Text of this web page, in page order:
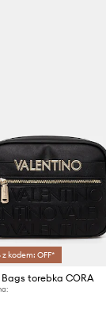
kodem: OFF*
torebka CORA